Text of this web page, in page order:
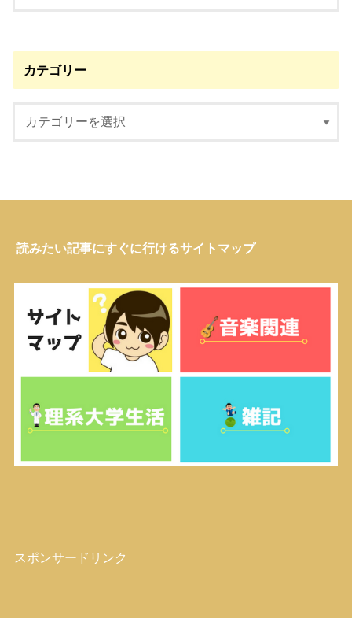
カテゴリー
読みたい記事にすぐに行けるサイトマップ
スポンサードリンク